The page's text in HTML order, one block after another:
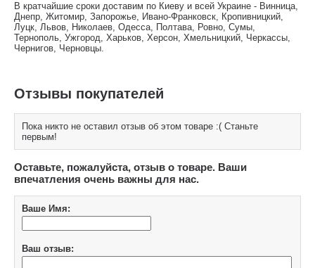
В кратчайшие сроки доставим по Киеву и всей Украине - Винница,
Днепр, Житомир, Запорожье, Ивано-Франковск, Кропивницкий,
Луцк, Львов, Николаев, Одесса, Полтава, Ровно, Сумы,
Тернополь, Ужгород, Харьков, Херсон, Хмельницкий, Черкассы,
Чернигов, Черновцы.
Отзывы покупателей
Пока никто не оставил отзыв об этом товаре :( Станьте
первым!
Оставьте, пожалуйста, отзыв о товаре. Ваши
впечатления очень важны для нас.
Ваше Имя:
Ваш отзыв: